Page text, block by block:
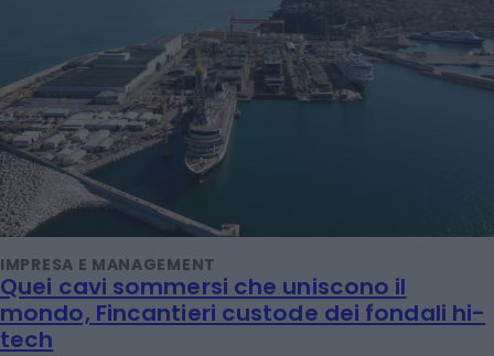
IMPRESA E MANAGEMENT
Quei cavi sommersi che uniscono il
mondo, Fincantieri custode dei fondali hi-
tech